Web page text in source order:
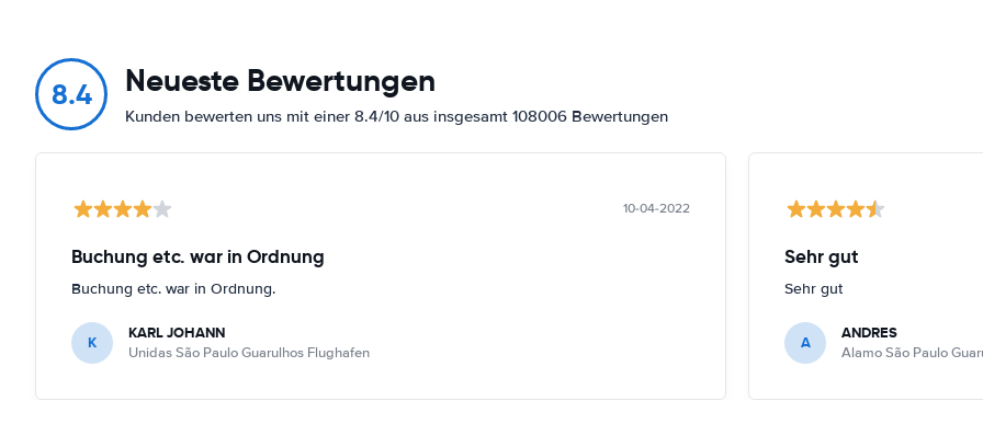
8.4 Neueste Bewertungen
Kunden bewerten uns mit einer 8.4/10 aus insgesamt 108006 Bewertungen
10-04-2022
Buchung etc. war in Ordnung
Buchung etc. war in Ordnung.
K KARL JOHANN
Unidas São Paulo Guarulhos Flughafen
Sehr gut
Sehr gut
A ANDRES
Alamo São Paulo